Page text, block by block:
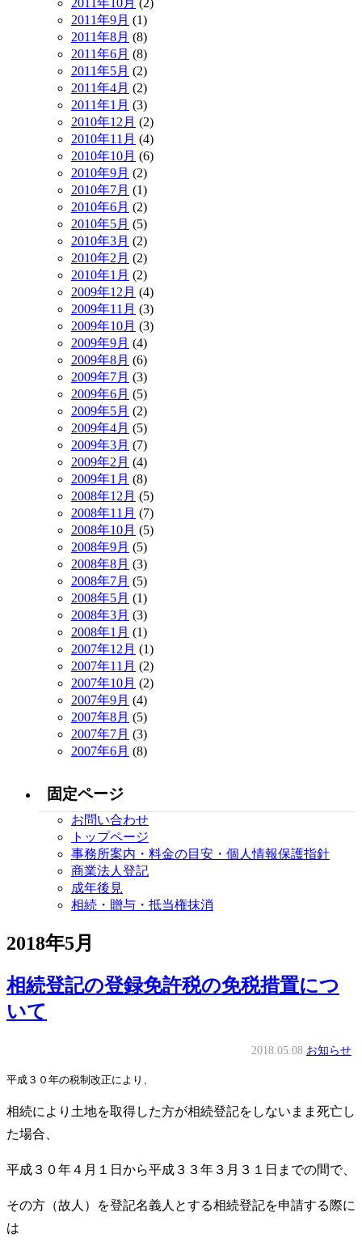
2011年10月 (2)
2011年9月 (1)
2011年8月 (8)
2011年6月 (8)
2011年5月 (2)
2011年4月 (2)
2011年1月 (3)
2010年12月 (2)
2010年11月 (4)
2010年10月 (6)
2010年9月 (2)
2010年7月 (1)
2010年6月 (2)
2010年5月 (5)
2010年3月 (2)
2010年2月 (2)
2010年1月 (2)
2009年12月 (4)
2009年11月 (3)
2009年10月 (3)
2009年9月 (4)
2009年8月 (6)
2009年7月 (3)
2009年6月 (5)
2009年5月 (2)
2009年4月 (5)
2009年3月 (7)
2009年2月 (4)
2009年1月 (8)
2008年12月 (5)
2008年11月 (7)
2008年10月 (5)
2008年9月 (5)
2008年8月 (3)
2008年7月 (5)
2008年5月 (1)
2008年3月 (3)
2008年1月 (1)
2007年12月 (1)
2007年11月 (2)
2007年10月 (2)
2007年9月 (4)
2007年8月 (5)
2007年7月 (3)
2007年6月 (8)
固定ページ
お問い合わせ
トップページ
事務所案内・料金の目安・個人情報保護指針
商業法人登記
成年後見
相続・贈与・抵当権抹消
2018年5月
相続登記の登録免許税の免税措置につ
いて
2018.05.08 お知らせ
平成３０年の税制改正により、
相続により土地を取得した方が相続登記をしないまま死亡し
た場合、
平成３０年４月１日から平成３３年３月３１日までの間で、
その方（故人）を登記名義人とする相続登記を申請する際に
は